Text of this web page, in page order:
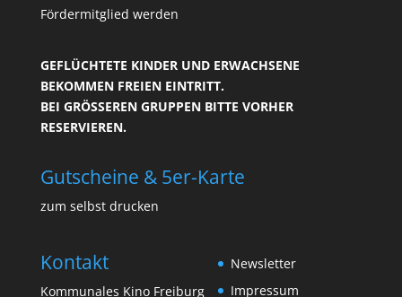
Fördermitglied werden
GEFLÜCHTETE KINDER UND ERWACHSENE
BEKOMMEN FREIEN EINTRITT.
BEI GRÖSSEREN GRUPPEN BITTE VORHER R
ESERVIEREN.
Gutscheine & 5er-Karte
zum selbst drucken
Kontakt
Kommunales Kino Freiburg
Newsletter
Impressum